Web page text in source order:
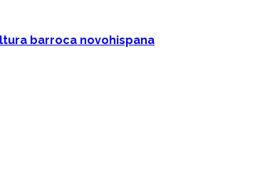
barroca novohispana